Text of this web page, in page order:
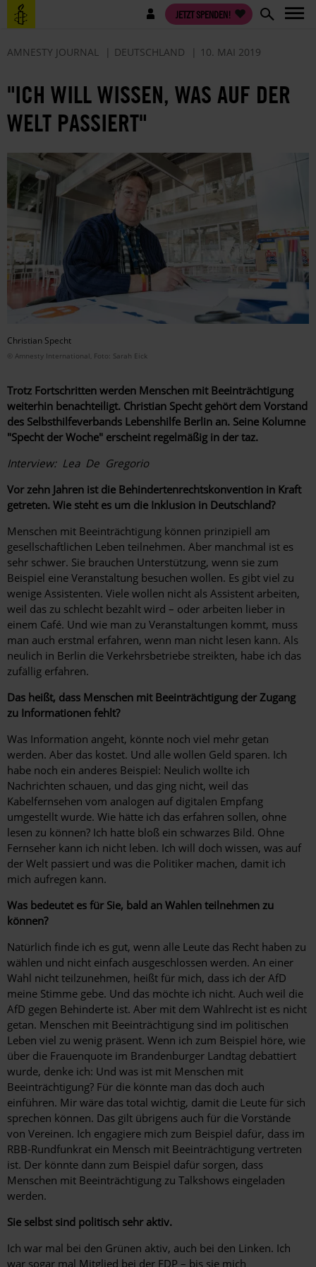
Direkt
zum
Benutzermenü JETZT SPENDEN!
AMNESTY JOURNAL DEUTSCHLAND 10. MAI 2019
"ICH WILL WISSEN, WAS AUF DER
WELT PASSIERT"
Christian Specht
© Amnesty International, Foto: Sarah Eick
Trotz Fortschritten werden Menschen mit Beeinträchtigung
weiterhin benachteiligt. Christian Specht gehört dem Vorstand
des Selbsthilfeverbands Lebenshilfe Berlin an. Seine Kolumne
"Specht der Woche" erscheint regelmäßig in der taz.
Interview: Lea De Gregorio
Vor zehn Jahren ist die Behindertenrechtskonvention in Kraft
getreten. Wie steht es um die Inklusion in Deutschland?
Menschen mit Beeinträchtigung können prinzipiell am
gesellschaftlichen Leben teilnehmen. Aber manchmal ist es
sehr schwer. Sie brauchen Unterstützung, wenn sie zum
Beispiel eine Veranstaltung besuchen wollen. Es gibt viel zu
wenige Assistenten. Viele wollen nicht als Assistent arbeiten,
weil das zu schlecht bezahlt wird – oder arbeiten lieber in
einem Café. Und wie man zu Veranstaltungen kommt, muss
man auch erstmal erfahren, wenn man nicht lesen kann. Als
neulich in Berlin die Verkehrsbetriebe streikten, habe ich das
zufällig erfahren.
Das heißt, dass Menschen mit Beeinträchtigung der Zugang
zu Informationen fehlt?
Was Information angeht, könnte noch viel mehr getan
werden. Aber das kostet. Und alle wollen Geld sparen. Ich
habe noch ein anderes Beispiel: Neulich wollte ich
Nachrichten schauen, und das ging nicht, weil das
Kabelfernsehen vom analogen auf digitalen Empfang
umgestellt wurde. Wie hätte ich das erfahren sollen, ohne
lesen zu können? Ich hatte bloß ein schwarzes Bild. Ohne
Fernseher kann ich nicht leben. Ich will doch wissen, was auf
der Welt passiert und was die Politiker machen, damit ich
mich aufregen kann.
Was bedeutet es für Sie, bald an Wahlen teilnehmen zu
können?
Natürlich finde ich es gut, wenn alle Leute das Recht haben zu
wählen und nicht einfach ausgeschlossen werden. An einer
Wahl nicht teilzunehmen, heißt für mich, dass ich der AfD
meine Stimme gebe. Und das möchte ich nicht. Auch weil die
AfD gegen Behinderte ist. Aber mit dem Wahlrecht ist es nicht
getan. Menschen mit Beeinträchtigung sind im politischen
Leben viel zu wenig präsent. Wenn ich zum Beispiel höre, wie
über die Frauenquote im Brandenburger Landtag debattiert
wurde, denke ich: Und was ist mit Menschen mit
Beeinträchtigung? Für die könnte man das doch auch
einführen. Mir wäre das total wichtig, damit die Leute für sich
sprechen können. Das gilt übrigens auch für die Vorstände
von Vereinen. Ich engagiere mich zum Beispiel dafür, dass im
RBB-Rundfunkrat ein Mensch mit Beeinträchtigung vertreten
ist. Der könnte dann zum Beispiel dafür sorgen, dass
Menschen mit Beeinträchtigung zu Talkshows eingeladen
werden.
Sie selbst sind politisch sehr aktiv.
Ich war mal bei den Grünen aktiv, auch bei den Linken. Ich
war sogar mal Mitglied bei der FDP – bis sie mich